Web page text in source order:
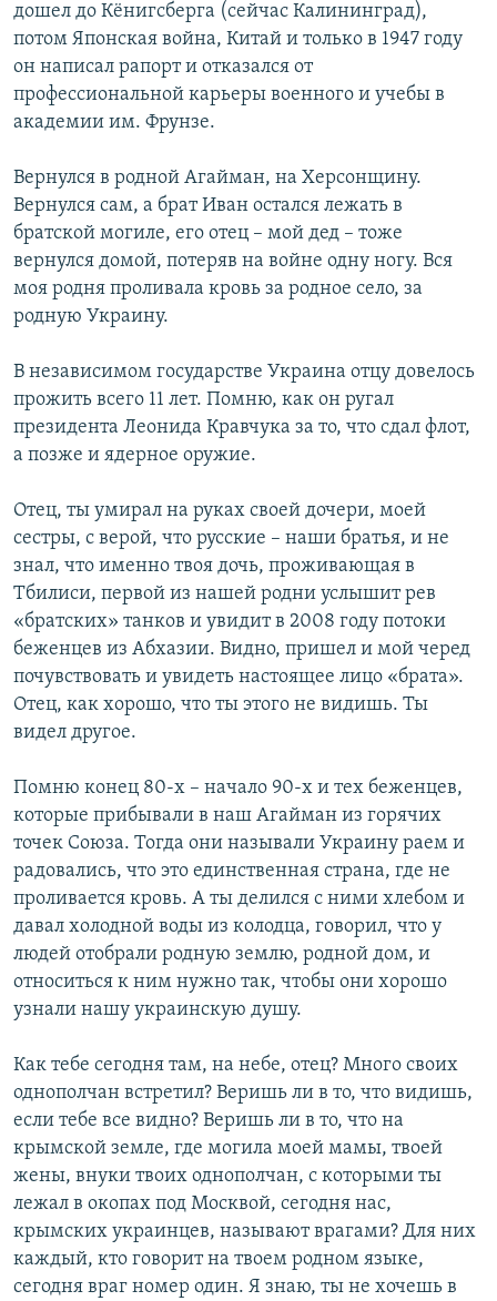
дошел до Кёнигсберга (сейчас Калининград),
потом Японская война, Китай и только в 1947 году
он написал рапорт и отказался от
профессиональной карьеры военного и учебы в
академии им. Фрунзе.
Вернулся в родной Агайман, на Херсонщину.
Вернулся сам, а брат Иван остался лежать в
братской могиле, его отец – мой дед – тоже
вернулся домой, потеряв на войне одну ногу. Вся
моя родня проливала кровь за родное село, за
родную Украину.
В независимом государстве Украина отцу довелось
прожить всего 11 лет. Помню, как он ругал
президента Леонида Кравчука за то, что сдал флот,
а позже и ядерное оружие.
Отец, ты умирал на руках своей дочери, моей
сестры, с верой, что русские – наши братья, и не
знал, что именно твоя дочь, проживающая в
Тбилиси, первой из нашей родни услышит рев
«братских» танков и увидит в 2008 году потоки
беженцев из Абхазии. Видно, пришел и мой черед
почувствовать и увидеть настоящее лицо «брата».
Отец, как хорошо, что ты этого не видишь. Ты
видел другое.
Помню конец 80-х – начало 90-х и тех беженцев,
которые прибывали в наш Агайман из горячих
точек Союза. Тогда они называли Украину раем и
радовались, что это единственная страна, где не
проливается кровь. А ты делился с ними хлебом и
давал холодной воды из колодца, говорил, что у
людей отобрали родную землю, родной дом, и
относиться к ним нужно так, чтобы они хорошо
узнали нашу украинскую душу.
Как тебе сегодня там, на небе, отец? Много своих
однополчан встретил? Веришь ли в то, что видишь,
если тебе все видно? Веришь ли в то, что на
крымской земле, где могила моей мамы, твоей
жены, внуки твоих однополчан, с которыми ты
лежал в окопах под Москвой, сегодня нас,
крымских украинцев, называют врагами? Для них
каждый, кто говорит на твоем родном языке,
сегодня враг номер один. Я знаю, ты не хочешь в